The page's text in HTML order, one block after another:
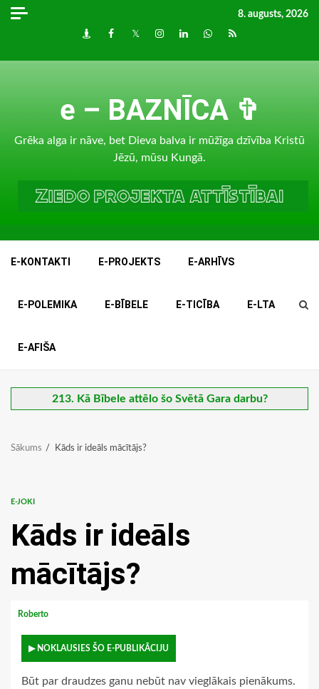
Skip
8. augusts, 2026
DraugiemFacebook
TwitterInstagram
LinkedInwhatsapp
RSS
e – BAZNĪCA ✞
Grēka alga ir nāve, bet Dieva balva ir mūžīga dzīvība Kristū
Jēzū, mūsu Kungā.
E-KONTAKTI E-PROJEKTS E-ARHĪVS
E-POLEMIKA E-BĪBELE E-TICĪBA E-LTA
E-AFIŠA
213. Kā Bībele attēlo šo Svētā Gara darbu?
Sākums Kāds ir ideāls mācītājs?
E-JOKI
Kāds ir ideāls
mācītājs?
Roberto
▶ NOKLAUSIES ŠO E-PUBLIKĀCIJU
Būt par draudzes ganu nebūt nav vieglākais pienākums.